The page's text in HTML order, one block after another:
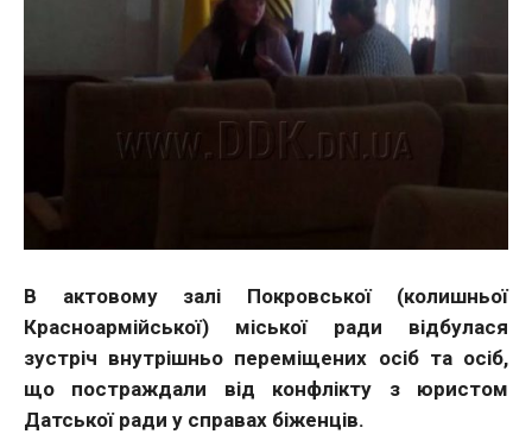
В актовому залі Покровської (колишньої
Красноармійської) міської ради відбулася
зустріч внутрішньо переміщених осіб та осіб,
що постраждали від конфлікту з юристом
Датської ради у справах біженців.